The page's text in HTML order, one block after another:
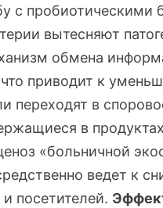
с пробиотическими
вытесняют
обмена
приводит к
переходят в
в
«больничной
ведет к
посетителей.